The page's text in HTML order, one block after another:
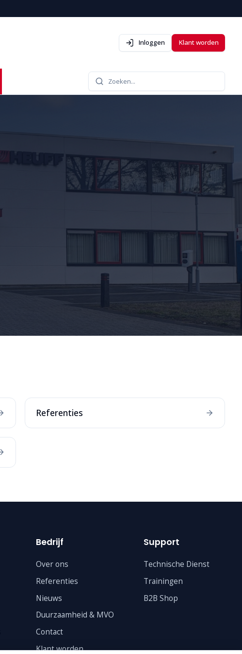
Inloggen Klant worden
Zoeken...
Referenties
Bedrijf
Over ons
Referenties
Nieuws
Duurzaamheid & MVO
Contact
Klant worden
Support
Technische Dienst
Trainingen
B2B Shop